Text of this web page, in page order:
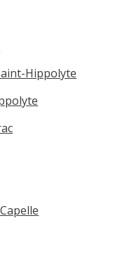
Hippolyte